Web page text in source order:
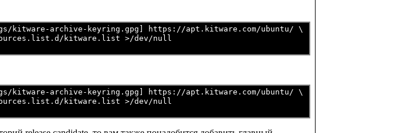
kitware-archive-keyring.gpg] https://apt.kitware.com/ubuntu/ \
kitware.list >/dev/null
kitware-archive-keyring.gpg] https://apt.kitware.com/ubuntu/ \
kitware.list >/dev/null